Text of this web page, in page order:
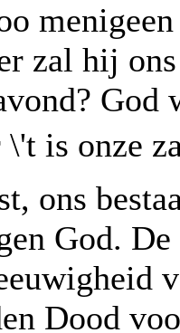
zal hij
\'t is onze
ons
God.
Dood